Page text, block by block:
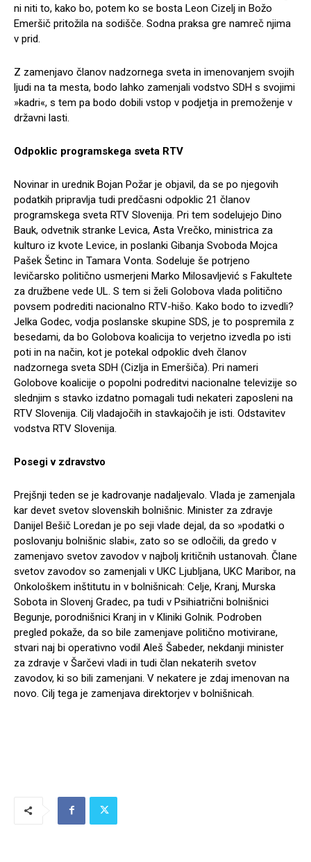
ni niti to, kako bo, potem ko se bosta Leon Cizelj in Božo
Emeršič pritožila na sodišče. Sodna praksa gre namreč njima
v prid.
Z zamenjavo članov nadzornega sveta in imenovanjem svojih
ljudi na ta mesta, bodo lahko zamenjali vodstvo SDH s svojimi
»kadri«, s tem pa bodo dobili vstop v podjetja in premoženje v
državni lasti.
Odpoklic programskega sveta RTV
Novinar in urednik Bojan Požar je objavil, da se po njegovih
podatkih pripravlja tudi predčasni odpoklic 21 članov
programskega sveta RTV Slovenija. Pri tem sodelujejo Dino
Bauk, odvetnik stranke Levica, Asta Vrečko, ministrica za
kulturo iz kvote Levice, in poslanki Gibanja Svoboda Mojca
Pašek Šetinc in Tamara Vonta. Sodeluje še potrjeno
levičarsko politično usmerjeni Marko Milosavljević s Fakultete
za družbene vede UL. S tem si želi Golobova vlada politično
povsem podrediti nacionalno RTV-hišo. Kako bodo to izvedli?
Jelka Godec, vodja poslanske skupine SDS, je to pospremila z
besedami, da bo Golobova koalicija to verjetno izvedla po isti
poti in na način, kot je potekal odpoklic dveh članov
nadzornega sveta SDH (Cizlja in Emeršiča). Pri nameri
Golobove koalicije o popolni podreditvi nacionalne televizije so
slednjim s stavko izdatno pomagali tudi nekateri zaposleni na
RTV Slovenija. Cilj vladajočih in stavkajočih je isti. Odstavitev
vodstva RTV Slovenija.
Posegi v zdravstvo
Prejšnji teden se je kadrovanje nadaljevalo. Vlada je zamenjala
kar devet svetov slovenskih bolnišnic. Minister za zdravje
Danijel Bešič Loredan je po seji vlade dejal, da so »podatki o
poslovanju bolnišnic slabi«, zato so se odločili, da gredo v
zamenjavo svetov zavodov v najbolj kritičnih ustanovah. Člane
svetov zavodov so zamenjali v UKC Ljubljana, UKC Maribor, na
Onkološkem inštitutu in v bolnišnicah: Celje, Kranj, Murska
Sobota in Slovenj Gradec, pa tudi v Psihiatrični bolnišnici
Begunje, porodnišnici Kranj in v Kliniki Golnik. Podroben
pregled pokaže, da so bile zamenjave politično motivirane,
stvari naj bi operativno vodil Aleš Šabeder, nekdanji minister
za zdravje v Šarčevi vladi in tudi član nekaterih svetov
zavodov, ki so bili zamenjani. V nekatere je zdaj imenovan na
novo. Cilj tega je zamenjava direktorjev v bolnišnicah.